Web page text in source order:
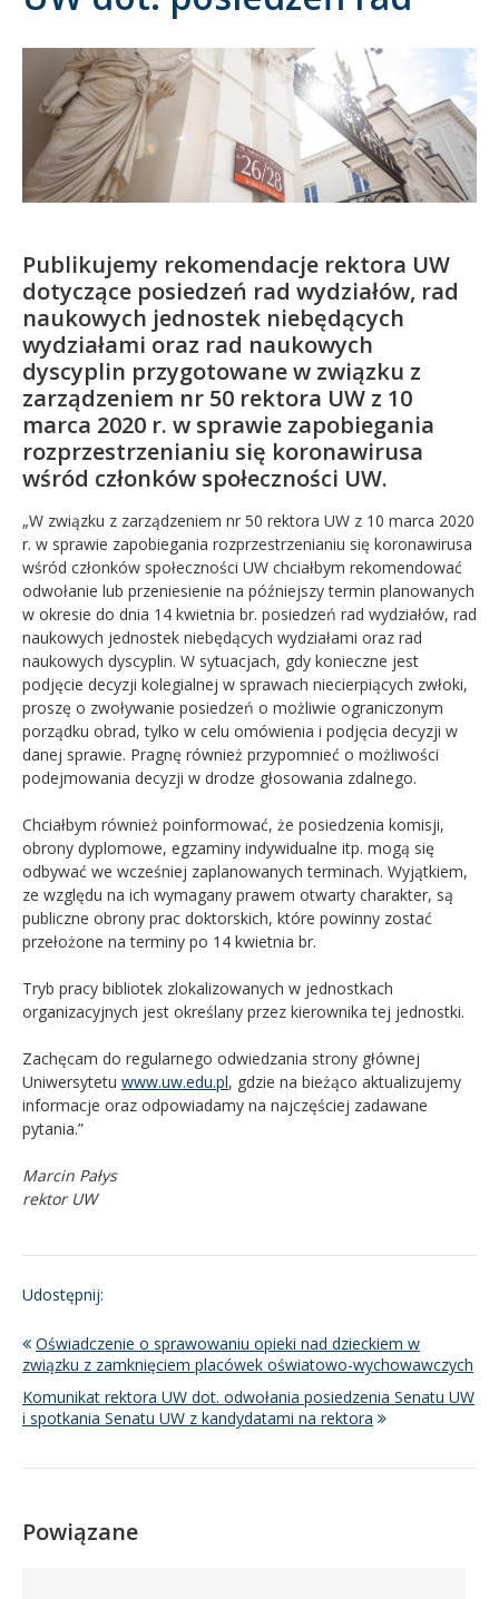
Absolwent
Publikujemy rekomendacje rektora UW
dotyczące posiedzeń rad wydziałów, rad
naukowych jednostek niebędących
wydziałami oraz rad naukowych
dyscyplin przygotowane w związku z
zarządzeniem nr 50 rektora UW z 10
marca 2020 r. w sprawie zapobiegania
rozprzestrzenianiu się koronawirusa
wśród członków społeczności UW.
„W związku z zarządzeniem nr 50 rektora UW z 10 marca 2020
r. w sprawie zapobiegania rozprzestrzenianiu się koronawirusa
wśród członków społeczności UW chciałbym rekomendować
odwołanie lub przeniesienie na późniejszy termin planowanych
w okresie do dnia 14 kwietnia br. posiedzeń rad wydziałów, rad
naukowych jednostek niebędących wydziałami oraz rad
naukowych dyscyplin. W sytuacjach, gdy konieczne jest
podjęcie decyzji kolegialnej w sprawach niecierpiących zwłoki,
proszę o zwoływanie posiedzeń o możliwie ograniczonym
porządku obrad, tylko w celu omówienia i podjęcia decyzji w
danej sprawie. Pragnę również przypomnieć o możliwości
podejmowania decyzji w drodze głosowania zdalnego.
Chciałbym również poinformować, że posiedzenia komisji,
obrony dyplomowe, egzaminy indywidualne itp. mogą się
odbywać we wcześniej zaplanowanych terminach. Wyjątkiem,
ze względu na ich wymagany prawem otwarty charakter, są
publiczne obrony prac doktorskich, które powinny zostać
przełożone na terminy po 14 kwietnia br.
Tryb pracy bibliotek zlokalizowanych w jednostkach
organizacyjnych jest określany przez kierownika tej jednostki.
Zachęcam do regularnego odwiedzania strony głównej
Uniwersytetu www.uw.edu.pl, gdzie na bieżąco aktualizujemy
informacje oraz odpowiadamy na najczęściej zadawane
pytania.”
Marcin Pałys
rektor UW
Udostępnij:
Oświadczenie o sprawowaniu opieki nad dzieckiem w
związku z zamknięciem placówek oświatowo-wychowawczych
Komunikat rektora UW dot. odwołania posiedzenia Senatu UW
i spotkania Senatu UW z kandydatami na rektora
Powiązane